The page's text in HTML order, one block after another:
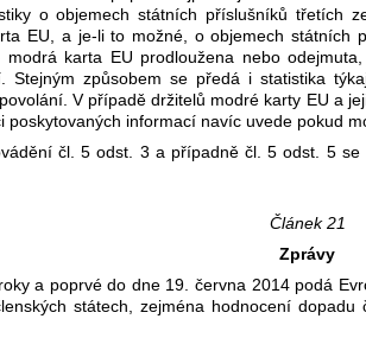
o objemech státních příslušníků třetích
EU, a je-li to možné, o objemech státních
modrá karta EU prodloužena nebo
Stejným způsobem se předá i statistika
V případě držitelů modré karty EU a
poskytovaných informací navíc uvede pokud
čl. 5 odst. 3 a případně čl. 5 odst. 5 se
Článek 21
Zprávy
a poprvé do dne 19. června 2014 podá
státech, zejména hodnocení